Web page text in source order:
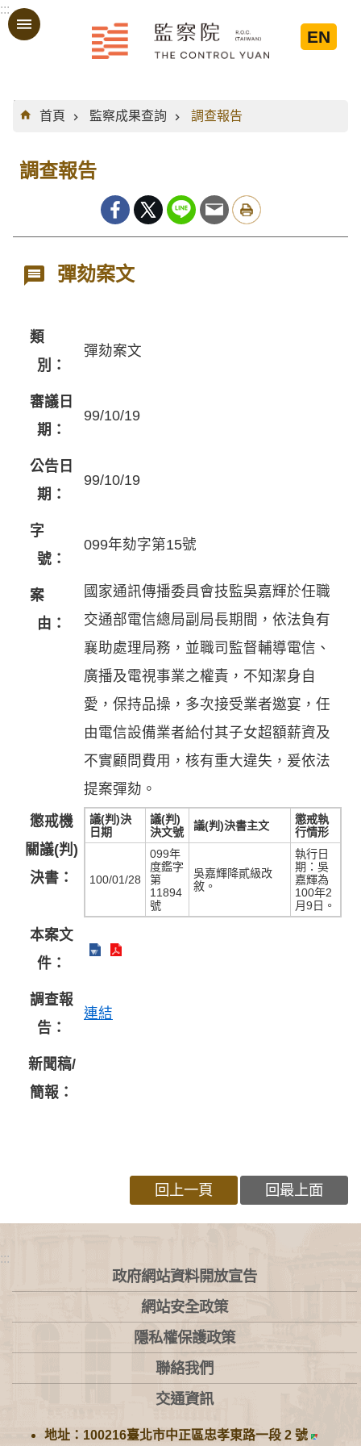
跳到主要內容區塊
:::
EN
:::
首頁
監察成果查詢 調查報告
調查報告
彈劾案文
類
別：
彈劾案文
審議日
期：
99/10/19
公告日
期：
99/10/19
字
號：
099年劾字第15號
案
由：
國家通訊傳播委員會技監吳嘉輝於任職
交通部電信總局副局長期間，依法負有
襄助處理局務，並職司監督輔導電信、
廣播及電視事業之權責，不知潔身自
愛，保持品操，多次接受業者邀宴，任
由電信設備業者給付其子女超額薪資及
不實顧問費用，核有重大違失，爰依法
提案彈劾。
懲戒機
關議(判)
決書：
議(判)決
日期
議(判)
決文號
議(判)決書主文
懲戒執
行情形
100/01/28
099年
度鑑字
第
11894
號
吳嘉輝降貳級改
敘。
執行日
期：吳
嘉輝為
100年2
月9日。
本案文
件：
調查報
告：
連結
新聞稿/
簡報：
回上一頁 回最上面
:::
政府網站資料開放宣告
網站安全政策
隱私權保護政策
聯絡我們
交通資訊
地址：100216臺北市中正區忠孝東路一段 2 號